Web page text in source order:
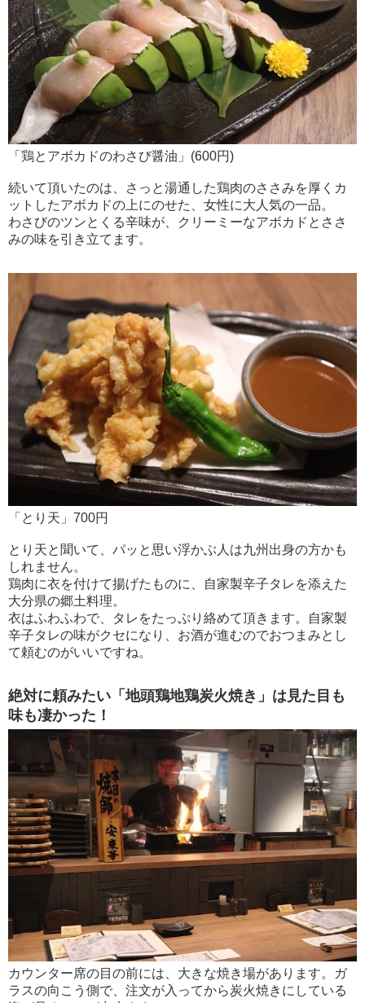
「鶏とアボカドのわさび醤油」(600円)
続いて頂いたのは、さっと湯通した鶏肉のささみを厚くカ
ットしたアボカドの上にのせた、女性に大人気の一品。
わさびのツンとくる辛味が、クリーミーなアボカドとささ
みの味を引き立てます。
「とり天」700円
とり天と聞いて、パッと思い浮かぶ人は九州出身の方かも
しれません。
鶏肉に衣を付けて揚げたものに、自家製辛子タレを添えた
大分県の郷土料理。
衣はふわふわで、タレをたっぷり絡めて頂きます。自家製
辛子タレの味がクセになり、お酒が進むのでおつまみとし
て頼むのがいいですね。
絶対に頼みたい「地頭鶏地鶏炭火焼き」は見た目も
味も凄かった！
カウンター席の目の前には、大きな焼き場があります。ガ
ラスの向こう側で、注文が入ってから炭火焼きにしている